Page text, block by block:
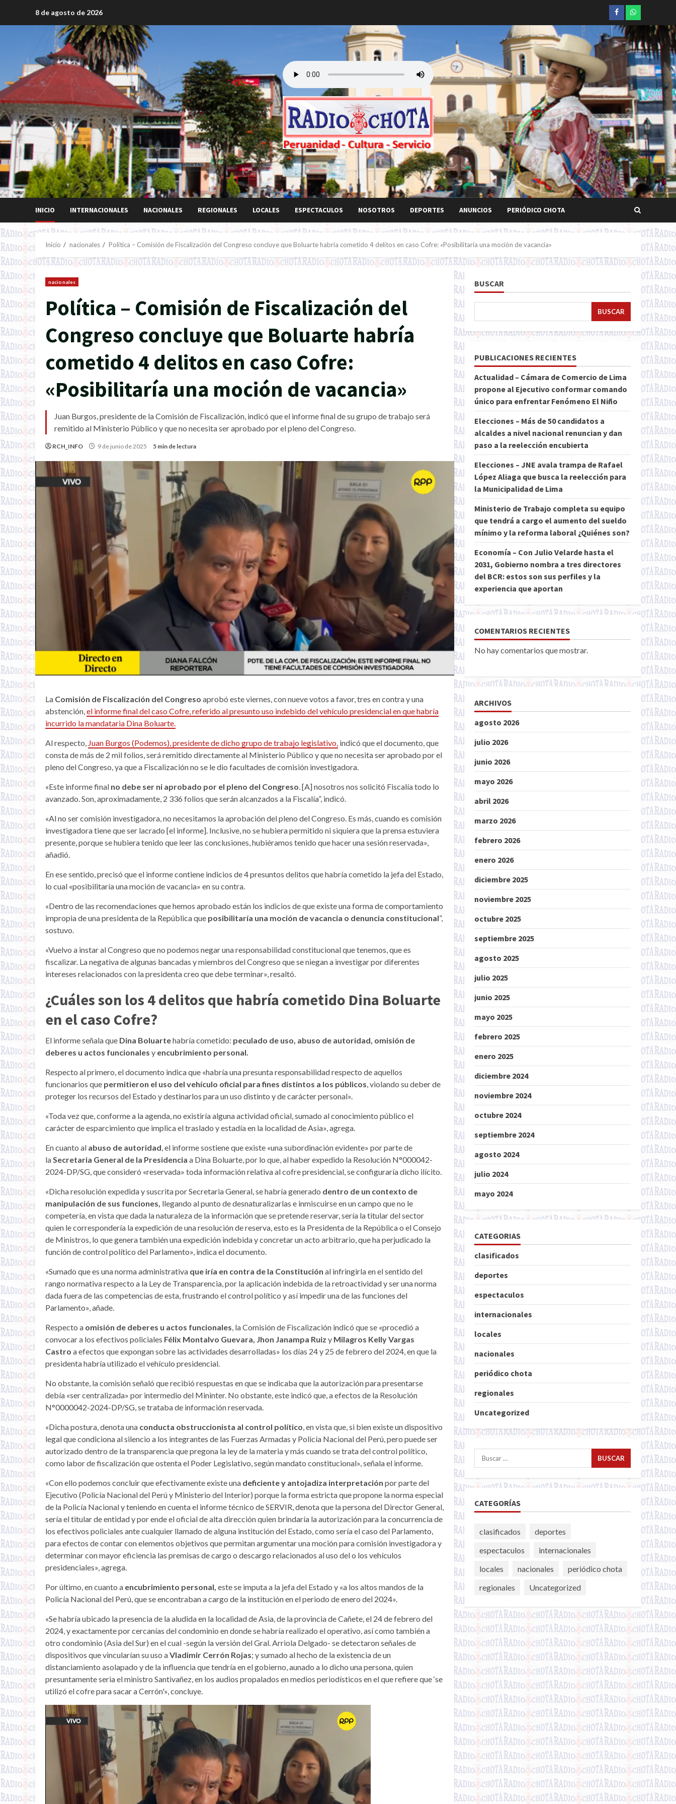
8 de agosto de 2026 Facebookwhatsapp
INICIO INTERNACIONALES NACIONALES REGIONALES LOCALES ESPECTACULOS NOSOTROS DEPORTES ANUNCIOS PERIÓDICO CHOTA
Inicio nacionales Política – Comisión de Fiscalización del Congreso concluye que Boluarte habría cometido 4 delitos en caso Cofre: «Posibilitaría una moción de vacancia»
nacionales
Política – Comisión de Fiscalización del
Congreso concluye que Boluarte habría
cometido 4 delitos en caso Cofre:
«Posibilitaría una moción de vacancia»
Juan Burgos, presidente de la Comisión de Fiscalización, indicó que el informe final de su grupo de trabajo será
remitido al Ministerio Público y que no necesita ser aprobado por el pleno del Congreso.
RCH_INFO 9 de junio de 2025 5 min de lectura
La Comisión de Fiscalización del Congreso aprobó este viernes, con nueve votos a favor, tres en contra y una
abstención,el informe final del caso Cofre, referido al presunto uso indebido del vehículo presidencial en que habría
incurrido la mandataria Dina Boluarte.
Al respecto, Juan Burgos (Podemos), presidente de dicho grupo de trabajo legislativo, indicó que el documento, que
consta de más de 2 mil folios, será remitido directamente al Ministerio Público y que no necesita ser aprobado por el
pleno del Congreso, ya que a Fiscalización no se le dio facultades de comisión investigadora.
«Este informe final no debe ser ni aprobado por el pleno del Congreso. [A] nosotros nos solicitó Fiscalía todo lo
avanzado. Son, aproximadamente, 2 336 folios que serán alcanzados a la Fiscalía”, indicó.
«Al no ser comisión investigadora, no necesitamos la aprobación del pleno del Congreso. Es más, cuando es comisión
investigadora tiene que ser lacrado [el informe]. Inclusive, no se hubiera permitido ni siquiera que la prensa estuviera
presente, porque se hubiera tenido que leer las conclusiones, hubiéramos tenido que hacer una sesión reservada»,
añadió.
En ese sentido, precisó que el informe contiene indicios de 4 presuntos delitos que habría cometido la jefa del Estado,
lo cual «posibilitaría una moción de vacancia» en su contra.
«Dentro de las recomendaciones que hemos aprobado están los indicios de que existe una forma de comportamiento
impropia de una presidenta de la República que posibilitaría una moción de vacancia o denuncia constitucional”,
sostuvo.
«Vuelvo a instar al Congreso que no podemos negar una responsabilidad constitucional que tenemos, que es
fiscalizar. La negativa de algunas bancadas y miembros del Congreso que se niegan a investigar por diferentes
intereses relacionados con la presidenta creo que debe terminar», resaltó.
¿Cuáles son los 4 delitos que habría cometido Dina Boluarte
en el caso Cofre?
El informe señala que Dina Boluartehabría cometido: peculado de uso, abuso de autoridad, omisión de
deberes u actos funcionales y encubrimiento personal.
Respecto al primero, el documento indica que «habría una presunta responsabilidad respecto de aquellos
funcionarios que permitieron el uso del vehículo oficial para fines distintos a los públicos, violando su deber de
proteger los recursos del Estado y destinarlos para un uso distinto y de carácter personal».
«Toda vez que, conforme a la agenda, no existiría alguna actividad oficial, sumado al conocimiento público el
carácter de esparcimiento que implica el traslado y estadía en la localidad de Asia», agrega.
En cuanto al abuso de autoridad, el informe sostiene que existe «una subordinación evidente» por parte de
laSecretaria General de la Presidencia a Dina Boluarte, por lo que, al haber expedido la Resolución N°000042-
2024-DP/SG, que consideró «reservada» toda información relativa al cofre presidencial, se configuraría dicho ilícito.
«Dicha resolución expedida y suscrita por Secretaria General, se habría generado dentro de un contexto de
manipulación de sus funciones, llegando al punto de desnaturalizarlas e inmiscuirse en un campo que no le
competería, en vista que dada la naturaleza de la información que se pretende reservar, sería la titular del sector
quien le correspondería la expedición de una resolución de reserva, esto es la Presidenta de la República o el Consejo
de Ministros, lo que genera también una expedición indebida y concretar un acto arbitrario, que ha perjudicado la
función de control político del Parlamento», indica el documento.
«Sumado que es una norma administrativa que iría en contra de la Constitución al infringirla en el sentido del
rango normativa respecto a la Ley de Transparencia, por la aplicación indebida de la retroactividad y ser una norma
dada fuera de las competencias de esta, frustrando el control político y así impedir una de las funciones del
Parlamento», añade.
Respecto a omisión de deberes u actos funcionales, la Comisión de Fiscalización indicó que se «procedió a
convocar a los efectivos policiales Félix Montalvo Guevara, Jhon Janampa Ruiz y Milagros Kelly Vargas
Castro a efectos que expongan sobre las actividades desarrolladas» los días 24 y 25 de febrero del 2024, en que la
presidenta habría utilizado el vehículo presidencial.
No obstante, la comisión señaló que recibió respuestas en que se indicaba que la autorización para presentarse
debía «ser centralizada» por intermedio del Mininter. No obstante, este indicó que, a efectos de la Resolución
N°0000042-2024-DP/SG, se trataba de información reservada.
«Dicha postura, denota una conducta obstruccionista al control político, en vista que, si bien existe un dispositivo
legal que condiciona al silencio a los integrantes de las Fuerzas Armadas y Policía Nacional del Perú, pero puede ser
autorizado dentro de la transparencia que pregona la ley de la materia y más cuando se trata del control político,
como labor de fiscalización que ostenta el Poder Legislativo, según mandato constitucional», señala el informe.
«Con ello podemos concluir que efectivamente existe una deficiente y antojadiza interpretación por parte del
Ejecutivo (Policía Nacional del Perú y Ministerio del Interior) porque la forma estricta que propone la norma especial
de la Policía Nacional y teniendo en cuenta el informe técnico de SERVIR, denota que la persona del Director General,
sería el titular de entidad y por ende el oficial de alta dirección quien brindaría la autorización para la concurrencia de
los efectivos policiales ante cualquier llamado de alguna institución del Estado, como sería el caso del Parlamento,
para efectos de contar con elementos objetivos que permitan argumentar una moción para comisión investigadora y
determinar con mayor eficiencia las premisas de cargo o descargo relacionados al uso del o los vehículos
presidenciales», agrega.
Por último, en cuanto a encubrimiento personal, este se imputa a la jefa del Estado y «a los altos mandos de la
Policía Nacional del Perú, que se encontraban a cargo de la institución en el periodo de enero del 2024».
«Se habría ubicado la presencia de la aludida en la localidad de Asia, de la provincia de Cañete, el 24 de febrero del
2024, y exactamente por cercanías del condominio en donde se habría realizado el operativo, así como también a
otro condominio (Asia del Sur) en el cual -según la versión del Gral. Arriola Delgado- se detectaron señales de
dispositivos que vincularían su uso aVladimir Cerrón Rojas; y sumado al hecho de la existencia de un
distanciamiento asolapado y de la influencia que tendría en el gobierno, aunado a lo dicho una persona, quien
presuntamente seria el ministro Santivañez, en los audios propalados en medios periodísticos en el que refiere que ‘se
utilizó el cofre para sacar a Cerrón'», concluye.
BUSCAR
BUSCAR
PUBLICACIONES RECIENTES
Actualidad – Cámara de Comercio de Lima
propone al Ejecutivo conformar comando
único para enfrentar Fenómeno El Niño
Elecciones – Más de 50 candidatos a
alcaldes a nivel nacional renuncian y dan
paso a la reelección encubierta
Elecciones – JNE avala trampa de Rafael
López Aliaga que busca la reelección para
la Municipalidad de Lima
Ministerio de Trabajo completa su equipo
que tendrá a cargo el aumento del sueldo
mínimo y la reforma laboral ¿Quiénes son?
Economía – Con Julio Velarde hasta el
2031, Gobierno nombra a tres directores
del BCR: estos son sus perfiles y la
experiencia que aportan
COMENTARIOS RECIENTES
No hay comentarios que mostrar.
ARCHIVOS
agosto 2026
julio 2026
junio 2026
mayo 2026
abril 2026
marzo 2026
febrero 2026
enero 2026
diciembre 2025
noviembre 2025
octubre 2025
septiembre 2025
agosto 2025
julio 2025
junio 2025
mayo 2025
febrero 2025
enero 2025
diciembre 2024
noviembre 2024
octubre 2024
septiembre 2024
agosto 2024
julio 2024
mayo 2024
CATEGORIAS
clasificados
deportes
espectaculos
internacionales
locales
nacionales
periódico chota
regionales
Uncategorized
Buscar:
CATEGORÍAS
clasificados
deportes
espectaculos
internacionales
locales
nacionales
periódico chota
regionales
Uncategorized